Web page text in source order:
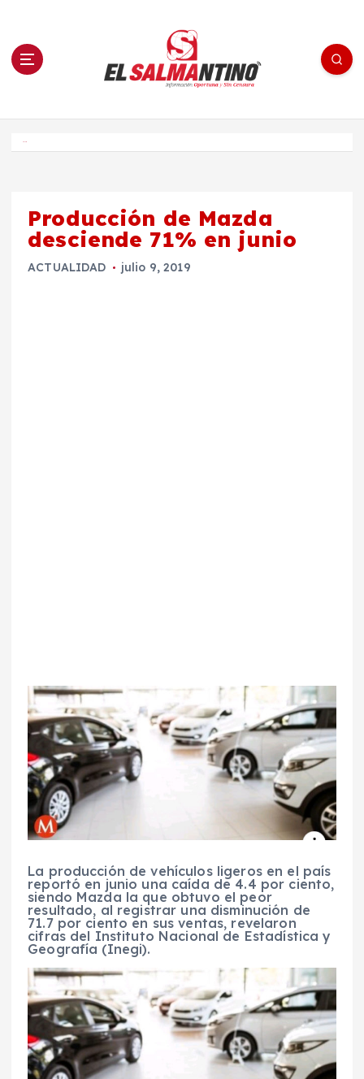
n El Salmantino - medios/noticias/editorial
Producción de Mazda
desciende 71% en junio
ACTUALIDAD julio 9, 2019
La producción de vehículos ligeros en el país
reportó en junio una caída de 4.4 por ciento,
siendo Mazda la que obtuvo el peor
resultado, al registrar una disminución de
71.7 por ciento en sus ventas, revelaron
cifras del Instituto Nacional de Estadística y
Geografía (Inegi).